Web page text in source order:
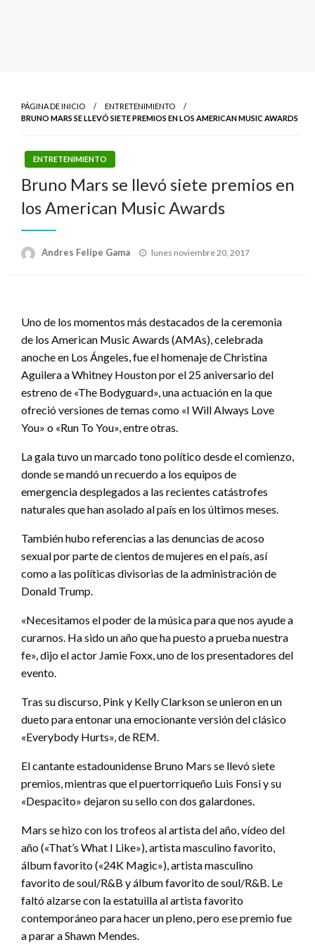
PÁGINA DE INICIO
ENTRETENIMIENTO
BRUNO MARS SE LLEVÓ SIETE PREMIOS EN LOS AMERICAN MUSIC AWARDS
ENTRETENIMIENTO
Bruno Mars se llevó siete premios en
los American Music Awards
Andres Felipe Gama
Publicado
lunes noviembre 20, 2017
Uno de los momentos más destacados de la ceremonia
de los American Music Awards (AMAs), celebrada
anoche en Los Ángeles, fue el homenaje de Christina
Aguilera a Whitney Houston por el 25 aniversario del
estreno de «The Bodyguard», una actuación en la que
ofreció versiones de temas como «I Will Always Love
You» o «Run To You», entre otras.
La gala tuvo un marcado tono político desde el comienzo,
donde se mandó un recuerdo a los equipos de
emergencia desplegados a las recientes catástrofes
naturales que han asolado al país en los últimos meses.
También hubo referencias a las denuncias de acoso
sexual por parte de cientos de mujeres en el país, así
como a las políticas divisorias de la administración de
Donald Trump.
«Necesitamos el poder de la música para que nos ayude a
curarnos. Ha sido un año que ha puesto a prueba nuestra
fe», dijo el actor Jamie Foxx, uno de los presentadores del
evento.
Tras su discurso, Pink y Kelly Clarkson se unieron en un
dueto para entonar una emocionante versión del clásico
«Everybody Hurts», de REM.
El cantante estadounidense Bruno Mars se llevó siete
premios, mientras que el puertorriqueño Luis Fonsi y su
«Despacito» dejaron su sello con dos galardones.
Mars se hizo con los trofeos al artista del año, vídeo del
año («That’s What I Like»), artista masculino favorito,
álbum favorito («24K Magic»), artista masculino
favorito de soul/R&B y álbum favorito de soul/R&B. Le
faltó alzarse con la estatuilla al artista favorito
contemporáneo para hacer un pleno, pero ese premio fue
a parar a Shawn Mendes.